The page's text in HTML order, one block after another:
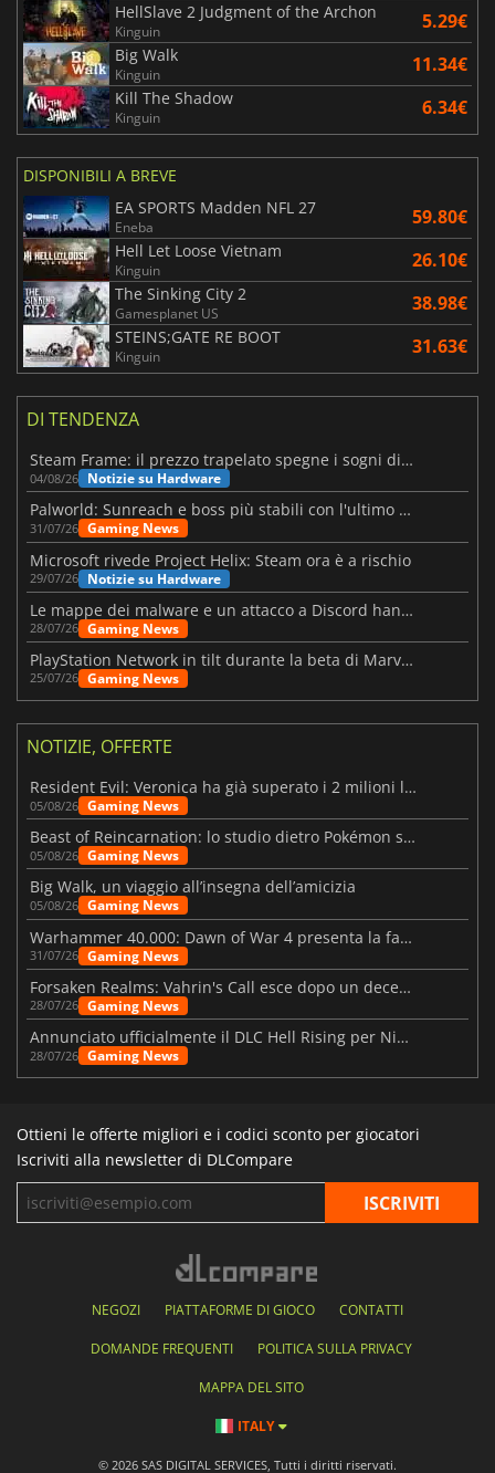
HellSlave 2 Judgment of the Archon
Kinguin 5.29€
Big Walk
Kinguin 11.34€
Kill The Shadow
Kinguin 6.34€
DISPONIBILI A BREVE
EA SPORTS Madden NFL 27
Eneba 59.80€
Hell Let Loose Vietnam
Kinguin 26.10€
The Sinking City 2
Gamesplanet US 38.98€
STEINS;GATE RE BOOT
Kinguin 31.63€
DI TENDENZA
Steam Frame: il prezzo trapelato spegne i sogni di un VR economico
04/08/26 Notizie su Hardware
Palworld: Sunreach e boss più stabili con l'ultimo update
31/07/26 Gaming News
Microsoft rivede Project Helix: Steam ora è a rischio
29/07/26 Notizie su Hardware
Le mappe dei malware e un attacco a Discord hanno colpito Meccha Chameleon
28/07/26 Gaming News
PlayStation Network in tilt durante la beta di Marvel Tōkon
25/07/26 Gaming News
NOTIZIE, OFFERTE
Resident Evil: Veronica ha già superato i 2 milioni liste dei desideri
05/08/26 Gaming News
Beast of Reincarnation: lo studio dietro Pokémon su una nuova strada
05/08/26 Gaming News
Big Walk, un viaggio all’insegna dell’amicizia
05/08/26 Gaming News
Warhammer 40.000: Dawn of War 4 presenta la fazione dei Necron
31/07/26 Gaming News
Forsaken Realms: Vahrin's Call esce dopo un decennio di sviluppo
28/07/26 Gaming News
Annunciato ufficialmente il DLC Hell Rising per Nioh 3
28/07/26 Gaming News
Ottieni le offerte migliori e i codici sconto per giocatori
Iscriviti alla newsletter di DLCompare
NEGOZI PIATTAFORME DI GIOCO CONTATTI
DOMANDE FREQUENTI POLITICA SULLA PRIVACY
MAPPA DEL SITO
ITALY
© 2026 SAS DIGITAL SERVICES, Tutti i diritti riservati.